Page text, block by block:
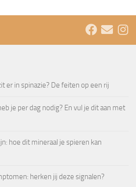
er in spinazie? De feiten op een rij
je per dag nodig? En vul je dit aan met
hoe dit mineraal je spieren kan
herken jij deze signalen?